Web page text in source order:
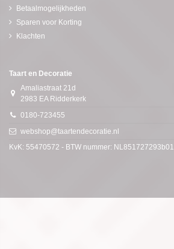
Betaalmogelijkheden
Sparen voor Korting
Klachten
Taart en Decoratie
Amaliastraat 21d
2983 EA Ridderkerk
0180-723455
webshop@taartendecoratie.nl
KvK: 55470572 - BTW nummer: NL851727293b01